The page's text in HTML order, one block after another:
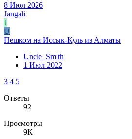
8 Июл 2026
Jangali
J
U
Пешком на Иссык-Куль из Алматы
Uncle_Smith
1 Июл 2022
3 4 5
Ответы
92
Просмотры
9К